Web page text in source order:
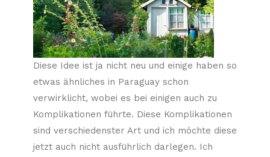
Diese Idee ist ja nicht neu und einige haben so
etwas ähnliches in Paraguay schon
verwirklicht, wobei es bei einigen auch zu
Komplikationen führte. Diese Komplikationen
sind verschiedenster Art und ich möchte diese
jetzt auch nicht ausführlich darlegen. Ich